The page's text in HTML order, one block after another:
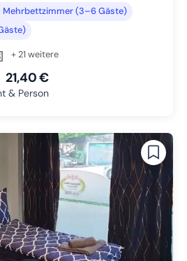
Mehrbettzimmer (3–6 Gäste)
+ 21 weitere
21,40 €
& Person